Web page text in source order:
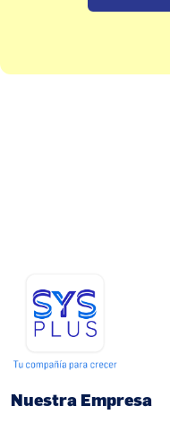
Nuestra Empresa